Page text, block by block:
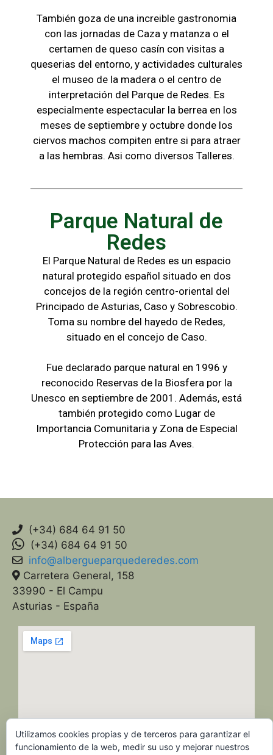
También goza de una increible gastronomia
con las jornadas de Caza y matanza o el
certamen de queso casín con visitas a
queserias del entorno, y actividades culturales
el museo de la madera o el centro de
interpretación del Parque de Redes. Es
especialmente espectacular la berrea en los
meses de septiembre y octubre donde los
ciervos machos compiten entre si para atraer
a las hembras. Asi como diversos Talleres.
Parque Natural de
Redes
El Parque Natural de Redes es un espacio
natural protegido español situado en dos
concejos de la región centro-oriental del
Principado de Asturias, Caso y Sobrescobio.
Toma su nombre del hayedo de Redes,
situado en el concejo de Caso.
Fue declarado parque natural en 1996 y
reconocido Reservas de la Biosfera por la
Unesco en septiembre de 2001. Además, está
también protegido como Lugar de
Importancia Comunitaria y Zona de Especial
Protección para las Aves.
(+34) 684 64 91 50
(+34) 684 64 91 50
info@albergueparquederedes.com
Carretera General, 158
33990 - El Campu
Asturias - España
Utilizamos cookies propias y de terceros para garantizar el
funcionamiento de la web, medir su uso y mejorar nuestros